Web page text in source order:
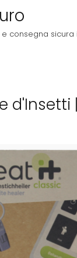
consegna sicura